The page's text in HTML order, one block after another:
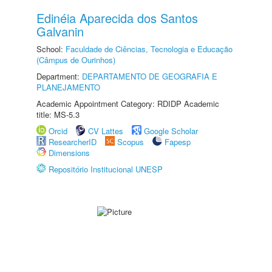
Edinéia Aparecida dos Santos
Galvanin
School: Faculdade de Ciências, Tecnologia e Educação
(Câmpus de Ourinhos)
Department: DEPARTAMENTO DE GEOGRAFIA E
PLANEJAMENTO
Academic Appointment Category: RDIDP Academic
title: MS-5.3
Orcid
CV Lattes
Google Scholar
ResearcherID
Scopus
Fapesp
Dimensions
Repositório Institucional UNESP